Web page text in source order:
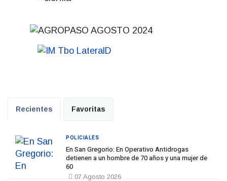
Recientes Favoritas
En San Gregorio: En Operativo Antidrogas
detienen a un hombre de 70 años y una mujer de
60
07 Agosto 2026
POLICIALES